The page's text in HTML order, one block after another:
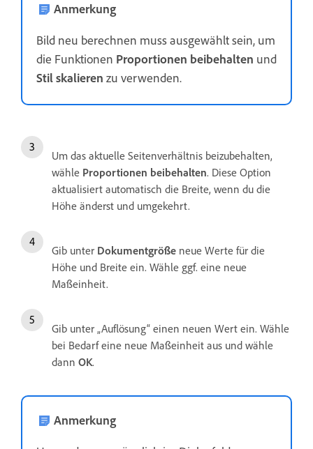
Anmerkung
Bild neu berechnen muss ausgewählt sein, um
die Funktionen Proportionen beibehalten und
Stil skalieren zu verwenden.
Um das aktuelle Seitenverhältnis beizubehalten,
wähle Proportionen beibehalten. Diese Option
aktualisiert automatisch die Breite, wenn du die
Höhe änderst und umgekehrt.
Gib unter Dokumentgröße neue Werte für die
Höhe und Breite ein. Wähle ggf. eine neue
Maßeinheit.
Gib unter „Auflösung“ einen neuen Wert ein. Wähle
bei Bedarf eine neue Maßeinheit aus und wähle
dann OK.
Anmerkung